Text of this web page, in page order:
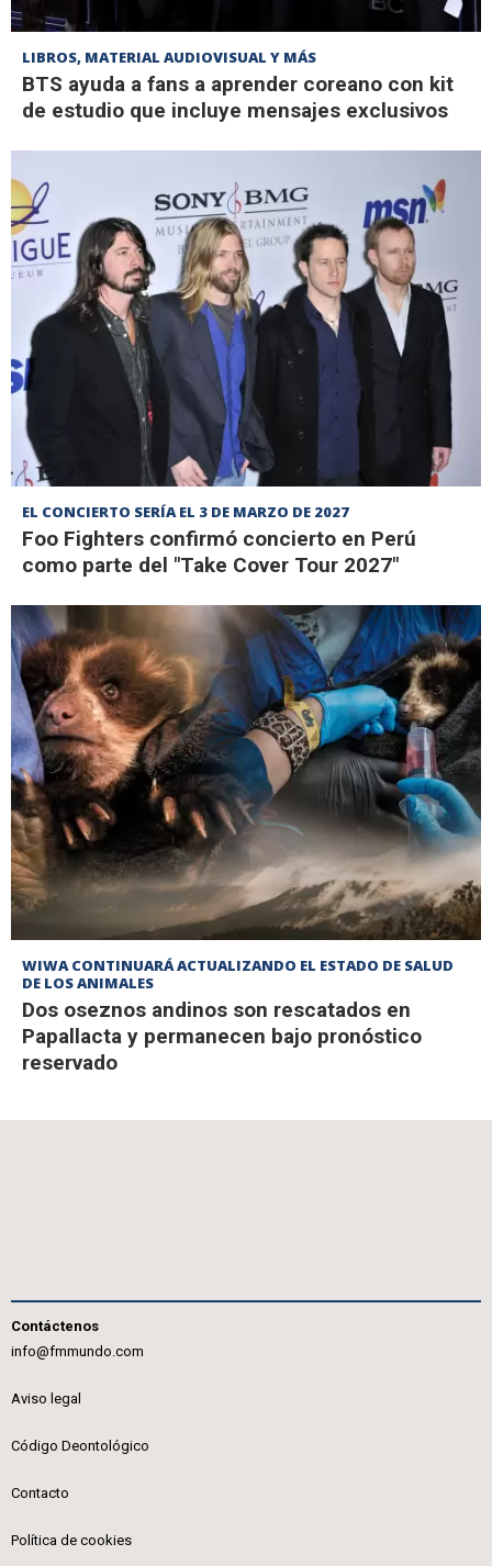
LIBROS, MATERIAL AUDIOVISUAL Y MÁS
BTS ayuda a fans a aprender coreano con kit
de estudio que incluye mensajes exclusivos
EL CONCIERTO SERÍA EL 3 DE MARZO DE 2027
Foo Fighters confirmó concierto en Perú
como parte del "Take Cover Tour 2027"
WIWA CONTINUARÁ ACTUALIZANDO EL ESTADO DE SALUD
DE LOS ANIMALES
Dos oseznos andinos son rescatados en
Papallacta y permanecen bajo pronóstico
reservado
Contáctenos
info@fmmundo.com
Aviso legal
Código Deontológico
Contacto
Política de cookies